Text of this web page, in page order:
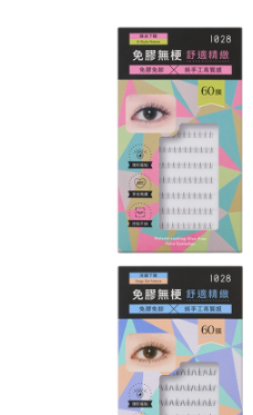
每筆NT$60，滿NT$599(含以上)
每筆NT$120，滿NT$1,999(含以